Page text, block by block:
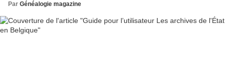
Par Généalogie magazine